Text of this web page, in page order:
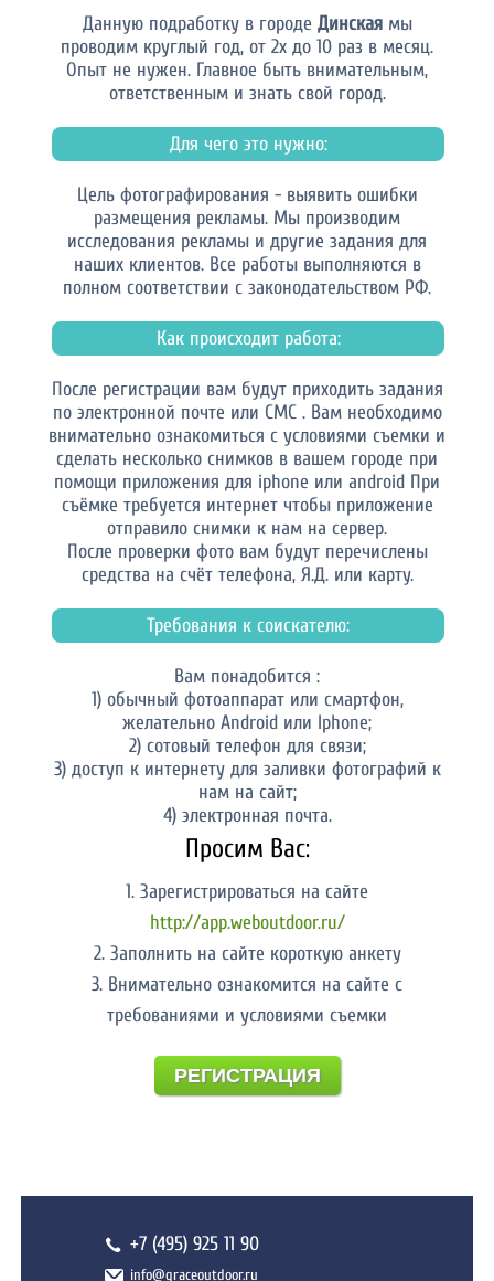
Данную подработку в городе Динскаямы
проводим круглый год, от 2х до 10 раз в месяц.
Опыт не нужен. Главное быть внимательным,
ответственным и знать свой город.
Для чего это нужно:
Цель фотографирования - выявить ошибки
размещения рекламы. Мы производим
исследования рекламы и другие задания для
наших клиентов. Все работы выполняются в
полном соответствии с законодательством РФ.
Как происходит работа:
После регистрации вам будут приходить задания
по электронной почте или СМС . Вам необходимо
внимательно ознакомиться с условиями съемки и
сделать несколько снимков в вашем городе при
помощи приложения для iphone или android При
съёмке требуется интернет чтобы приложение
отправило снимки к нам на сервер.
После проверки фото вам будут перечислены
средства на счёт телефона, Я.Д. или карту.
Требования к соискателю:
Вам понадобится :
1) обычный фотоаппарат или смартфон,
желательно Android или Iphone;
2) сотовый телефон для связи;
3) доступ к интернету для заливки фотографий к
нам на сайт;
4) электронная почта.
Просим Вас:
1. Зарегистрироваться на сайте
http://app.weboutdoor.ru/
2. Заполнить на сайте короткую анкету
3. Внимательно ознакомится на сайте с
требованиями и условиями съемки
РЕГИСТРАЦИЯ
+7 (495) 925 11 90
info@graceoutdoor.ru